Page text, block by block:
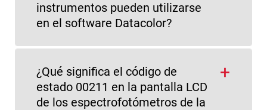
instrumentos pueden utilizarse
en el software Datacolor?
¿Qué significa el código de
estado 00211 en la pantalla LCD
de los espectrofotómetros de la